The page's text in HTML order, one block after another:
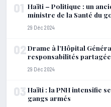
01 Haïti – Politique : un
ministre de la Santé du
29 Déc 2024
02Drame à l’Hôpital
responsabilités
29 Déc 2024
03 Haïti : la PNH intensifie
gangs armés